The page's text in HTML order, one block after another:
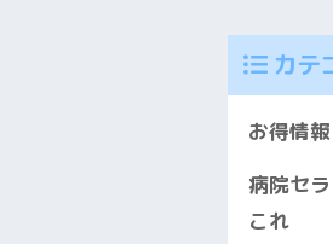
カテ
お得情報
病院セ
これ